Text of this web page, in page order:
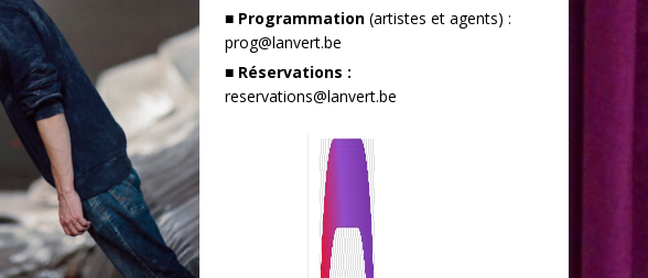
■ Programmation(artistes et agents) :
prog@lanvert.be
■ Réservations :
reservations@lanvert.be